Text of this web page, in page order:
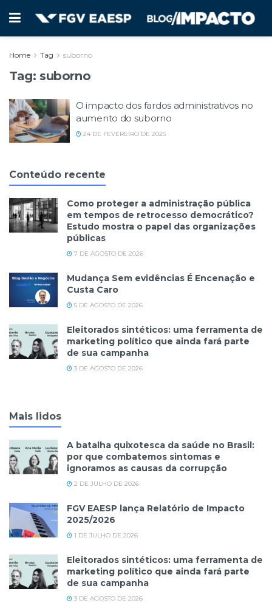
Home Tag suborno
Tag: suborno
O impacto dos fardos administrativos no
aumento do suborno
24 DE FEVEREIRO DE 2025
Conteúdo recente
Como proteger a administração pública
em tempos de retrocesso democrático?
Estudo mostra o papel das organizações
públicas
7 DE AGOSTO DE 2026
Mudança Sem evidências É Encenação e
Custa Caro
5 DE AGOSTO DE 2026
Eleitorados sintéticos: uma ferramenta de
marketing político que ainda fará parte
de sua campanha
3 DE AGOSTO DE 2026
Mais lidos
A batalha quixotesca da saúde no Brasil:
por que combatemos sintomas e
ignoramos as causas da corrupção
2 DE JULHO DE 2026
FGV EAESP lança Relatório de Impacto
2025/2026
1 DE JULHO DE 2026
Eleitorados sintéticos: uma ferramenta de
marketing político que ainda fará parte
de sua campanha
3 DE AGOSTO DE 2026